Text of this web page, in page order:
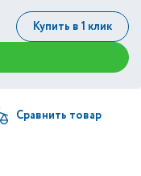
Купить в 1 клик